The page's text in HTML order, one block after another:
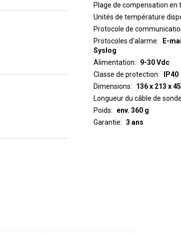
Plage de compensation
Unités de température
Protocole de
Protocoles d'alarme
E-
Syslog
Alimentation
9-30 Vdc
Classe de protection
IP40
Dimensions
136 x 213 x
Longueur du câble de
Poids
env. 360 g
Garantie
3 ans